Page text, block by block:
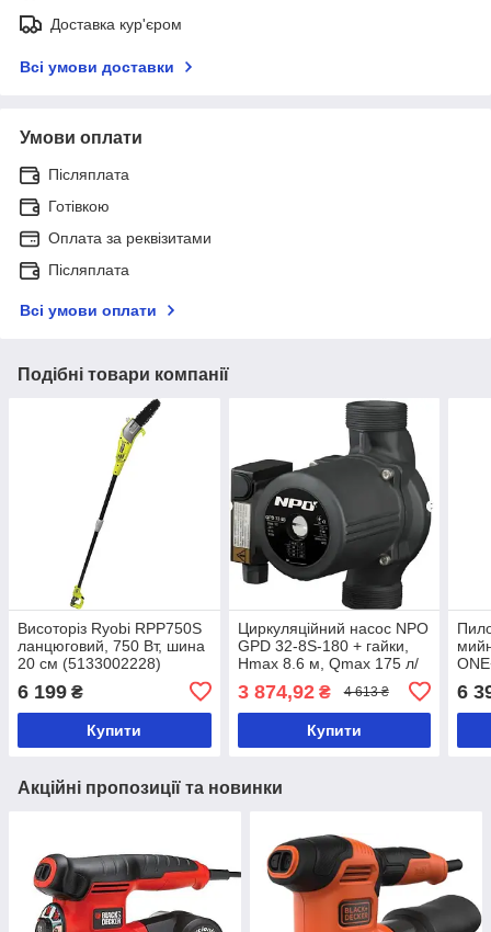
Доставка кур'єром
Всі умови доставки
Умови оплати
Післяплата
Готівкою
Оплата за реквізитами
Післяплата
Всі умови оплати
Подібні товари компанії
Висоторіз Ryobi RPP750S
ланцюговий, 750 Вт, шина
20 см (5133002228)
6 199 ₴
Купити
Циркуляційний насос NPO
GPD 32-8S-180 + гайки,
Hmax 8.6 м, Qmax 175 л/
(4823121302640)
3 874,92₴ 4 613 ₴
Купити
6
Акційні пропозиції та новинки